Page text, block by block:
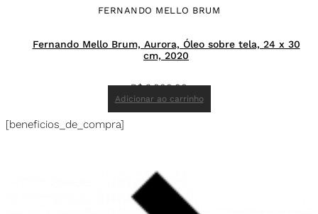
FERNANDO MELLO BRUM
Fernando Mello Brum, Aurora, Óleo sobre tela, 24 x 30
cm, 2020
R$3.000,00
Adicionar ao carrinho
[beneficios_de_compra]